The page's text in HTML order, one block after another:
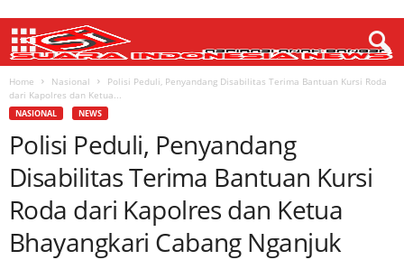
Home Nasional
Polisi Peduli, Penyandang Disabilitas Terima Bantuan Kursi Roda
dari Kapolres dan Ketua...
NASIONAL NEWS
Polisi Peduli, Penyandang
Disabilitas Terima Bantuan Kursi
Roda dari Kapolres dan Ketua
Bhayangkari Cabang Nganjuk